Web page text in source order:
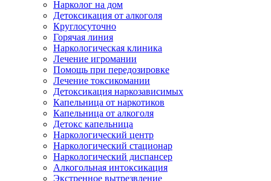
Нарколог на дом
Детоксикация от алкоголя
Круглосуточно
Горячая линия
Наркологическая клиника
Лечение игромании
Помощь при передозировке
Лечение токсикомании
Детоксикация наркозависимых
Капельница от наркотиков
Капельница от алкоголя
Детокс капельница
Наркологический центр
Наркологический стационар
Наркологический диспансер
Алкогольная интоксикация
Экстренное вытрезвление